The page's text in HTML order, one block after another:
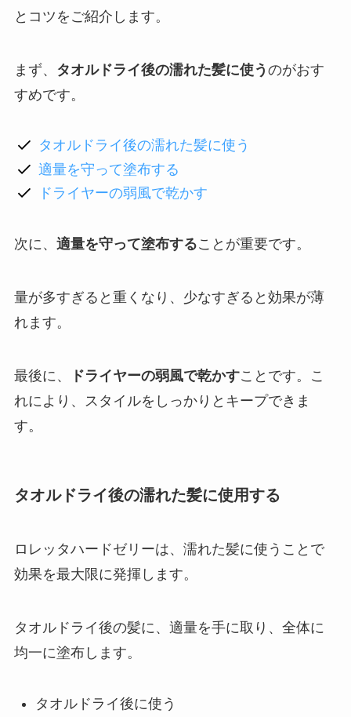
とコツをご紹介します。
まず、 タオルドライ後の濡れた髪に使う のがおす
すめです。
タオルドライ後の濡れた髪に使う
適量を守って塗布する
ドライヤーの弱風で乾かす
次に、 適量を守って塗布することが重要です。
量が多すぎると重くなり、少なすぎると効果が薄
れます。
最後に、 ドライヤーの弱風で乾かすことです。こ
れにより、スタイルをしっかりとキープできま
す。
タオルドライ後の濡れた髪に使用する
ロレッタハードゼリーは、濡れた髪に使うことで
効果を最大限に発揮します。
タオルドライ後の髪に、適量を手に取り、全体に
均一に塗布します。
タオルドライ後に使う